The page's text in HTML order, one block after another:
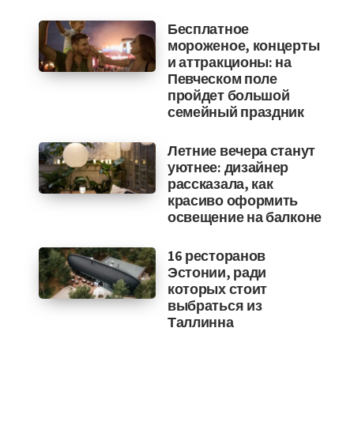
Бесплатное
мороженое, концерты
и аттракционы: на
Певческом поле
пройдет большой
семейный праздник
Летние вечера станут
уютнее: дизайнер
рассказала, как
красиво оформить
освещение на балконе
16 ресторанов
Эстонии, ради
которых стоит
выбраться из
Таллинна